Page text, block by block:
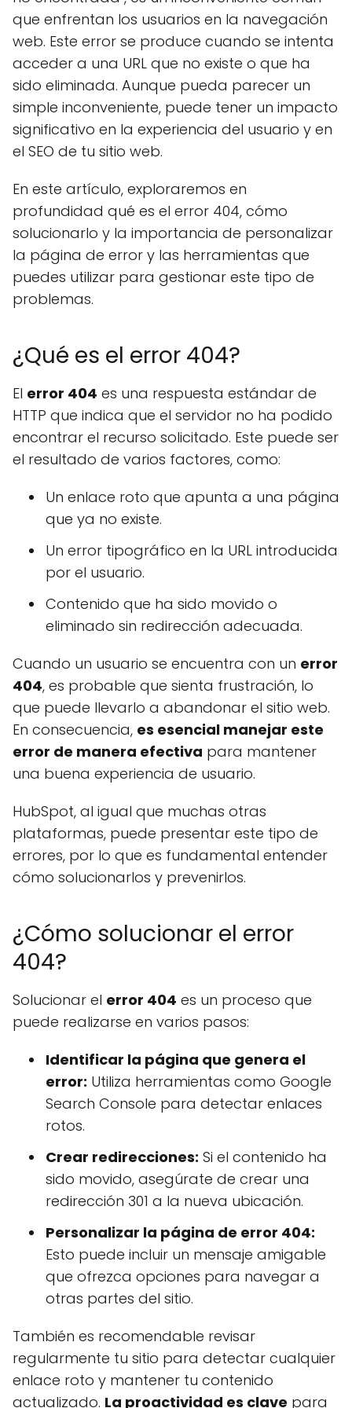
que enfrentan los usuarios en la navegación
web. Este error se produce cuando se intenta
acceder a una URL que no existe o que ha
sido eliminada. Aunque pueda parecer un
simple inconveniente, puede tener un impacto
significativo en la experiencia del usuario y en
el SEO de tu sitio web.
En este artículo, exploraremos en
profundidad qué es el error 404, cómo
solucionarlo y la importancia de personalizar
la página de error y las herramientas que
puedes utilizar para gestionar este tipo de
problemas.
¿Qué es el error 404?
El error 404 es una respuesta estándar de
HTTP que indica que el servidor no ha podido
encontrar el recurso solicitado. Este puede ser
el resultado de varios factores, como:
Un enlace roto que apunta a una página
que ya no existe.
Un error tipográfico en la URL introducida
por el usuario.
Contenido que ha sido movido o
eliminado sin redirección adecuada.
Cuando un usuario se encuentra con un error
404, es probable que sienta frustración, lo
que puede llevarlo a abandonar el sitio web.
En consecuencia, es esencial manejar este
error de manera efectiva para mantener
una buena experiencia de usuario.
HubSpot, al igual que muchas otras
plataformas, puede presentar este tipo de
errores, por lo que es fundamental entender
cómo solucionarlos y prevenirlos.
¿Cómo solucionar el error
404?
Solucionar el error 404 es un proceso que
puede realizarse en varios pasos:
Identificar la página que genera el
error: Utiliza herramientas como Google
Search Console para detectar enlaces
rotos.
Crear redirecciones: Si el contenido ha
sido movido, asegúrate de crear una
redirección 301 a la nueva ubicación.
Personalizar la página de error 404:
Esto puede incluir un mensaje amigable
que ofrezca opciones para navegar a
otras partes del sitio.
También es recomendable revisar
regularmente tu sitio para detectar cualquier
enlace roto y mantener tu contenido
actualizado. La proactividad es clave para